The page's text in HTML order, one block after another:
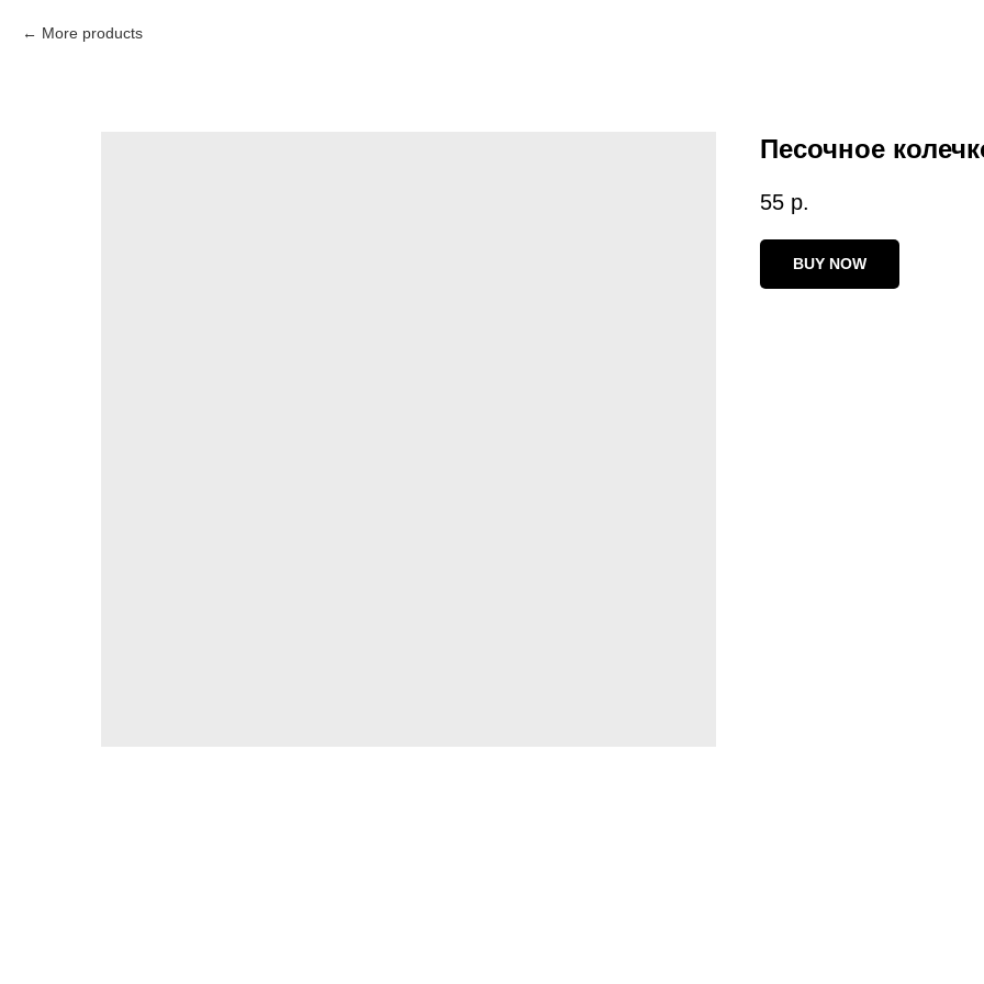
More products
Песочное
55 р.
BUY NOW